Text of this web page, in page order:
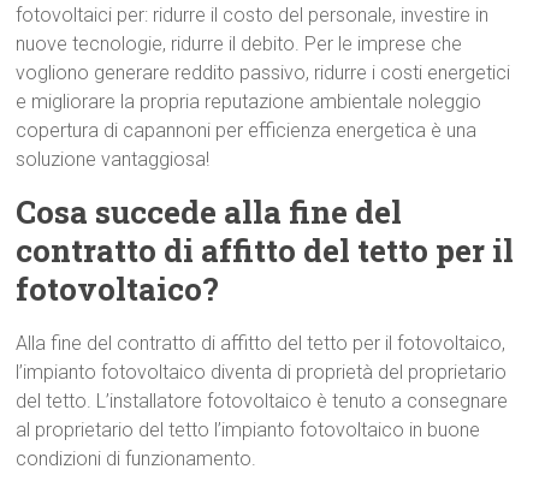
fotovoltaici per: ridurre il costo del personale, investire in
nuove tecnologie, ridurre il debito. Per le imprese che
vogliono generare reddito passivo, ridurre i costi energetici
e migliorare la propria reputazione ambientale noleggio
copertura di capannoni per efficienza energetica è una
soluzione vantaggiosa!
Cosa succede alla fine del
contratto di affitto del tetto per il
fotovoltaico?
Alla fine del contratto di affitto del tetto per il fotovoltaico,
l’impianto fotovoltaico diventa di proprietà del proprietario
del tetto. L’installatore fotovoltaico è tenuto a consegnare
al proprietario del tetto l’impianto fotovoltaico in buone
condizioni di funzionamento.